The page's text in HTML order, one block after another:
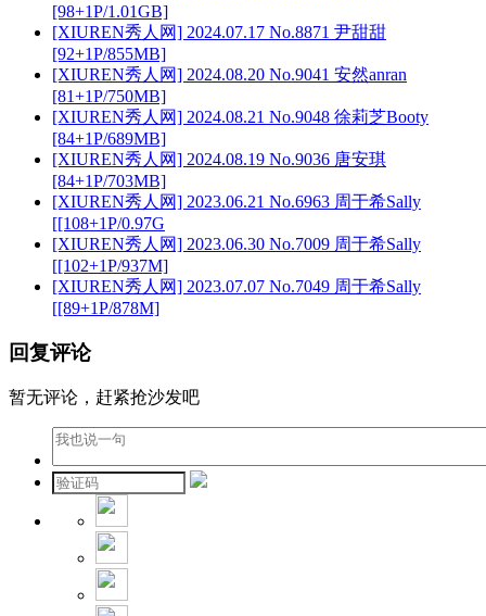
[98+1P/1.01GB]
[XIUREN秀人网] 2024.07.17 No.8871 尹甜甜
[92+1P/855MB]
[XIUREN秀人网] 2024.08.20 No.9041 安然anran
[81+1P/750MB]
[XIUREN秀人网] 2024.08.21 No.9048 徐莉芝Booty
[84+1P/689MB]
[XIUREN秀人网] 2024.08.19 No.9036 唐安琪
[84+1P/703MB]
[XIUREN秀人网] 2023.06.21 No.6963 周于希Sally
[[108+1P/0.97G
[XIUREN秀人网] 2023.06.30 No.7009 周于希Sally
[[102+1P/937M]
[XIUREN秀人网] 2023.07.07 No.7049 周于希Sally
[[89+1P/878M]
回复评论
暂无评论，赶紧抢沙发吧